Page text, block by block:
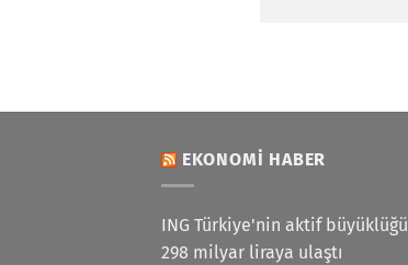
EKONOMI HABER
ING Türkiye'nin aktif büyüklüğü
298 milyar liraya ulaştı